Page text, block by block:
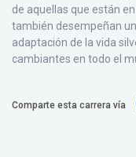
de aquellas que están
también desempeñan
adaptación de la vida
cambiantes en todo el
Comparte esta carrera vía